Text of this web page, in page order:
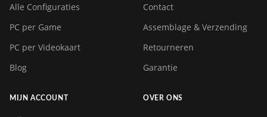
Alle Configuraties
PC per Game
PC per Videokaart
Blog
Contact
Assemblage & Verzending
Retourneren
Garantie
MIJN ACCOUNT OVER ONS